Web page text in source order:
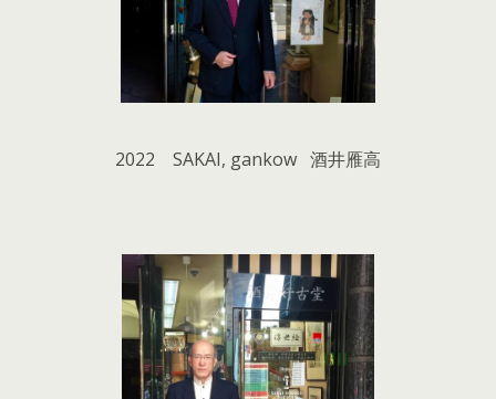
2022 SAKAI, gankow 酒井雁高